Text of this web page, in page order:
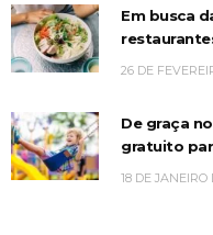
Em busca
26 DE
De graça
gratuito
18 DE JANEIRO